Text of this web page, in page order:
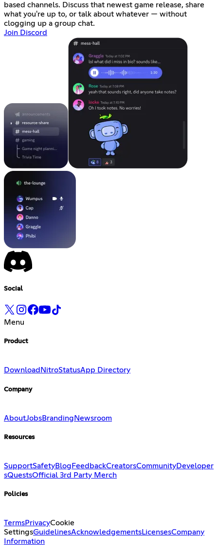
based channels. Discuss that newest game release, share
what you're up to, or talk about whatever — without
clogging up a group chat.
Join Discord
Social
Menu
Product
Download NitroStatusApp Directory
Company
AboutJobsBranding Newsroom
Resources
SupportSafetyBlog FeedbackCreatorsCommunityDeveloper
sQuestsOfficial 3rd Party Merch
Policies
TermsPrivacyCookie
SettingsGuidelinesAcknowledgementsLicensesCompany
Information